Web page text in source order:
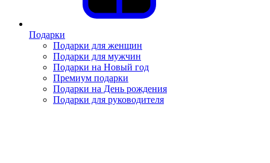
Подарки
Подарки для женщин
Подарки для мужчин
Подарки на Новый год
Премиум подарки
Подарки на День рождения
Подарки для руководителя